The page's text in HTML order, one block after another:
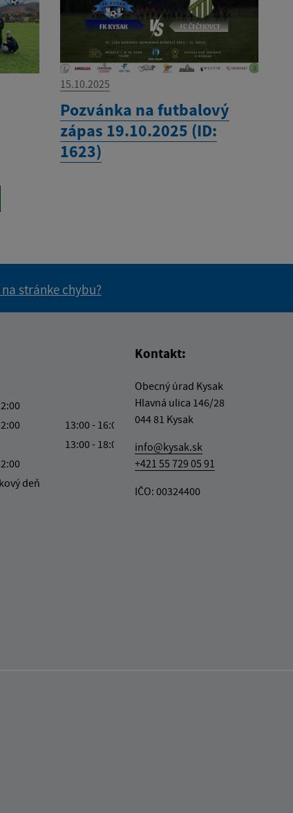
15.10.2025
Pozvánka na futbalový
zápas 19.10.2025 (ID:
1623)
stránke chybu?
13:00 - 16:00
13:00 - 18:00
deň
Kontakt:
Obecný úrad Kysak
Hlavná ulica 146/28
044 81 Kysak
info@kysak.sk
+421 55 729 05 91
IČO: 00324400